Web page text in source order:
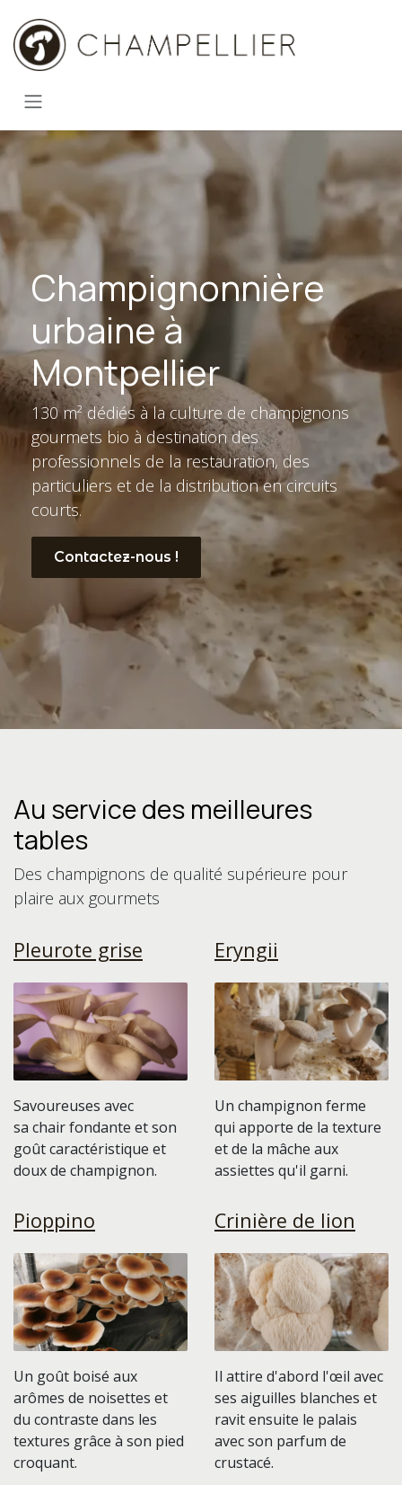
Champignonnière
urbaine à
Montpellier
130 m² dédiés à la culture de champignons
gourmets bio à destination des
professionnels de la restauration, des
particuliers et de la distribution en circuits
courts.
Contactez-nous !
Au service des meilleures
tables
Des champignons de qualité supérieure pour
plaire aux gourmets
Pleurote grise
Savoureuses avec
sa chair fondante et son
goût caractéristique et
doux de champignon.
Eryngii
Un champignon ferme
qui apporte de la texture
et de la mâche aux
assiettes qu'il garni.
Pioppino
Un goût boisé aux
arômes de noisettes et
du contraste dans les
textures grâce à son pied
croquant.
Crinière de lion
Il attire d'abord l'œil avec
ses aiguilles blanches et
ravit ensuite le palais
avec son parfum de
crustacé.